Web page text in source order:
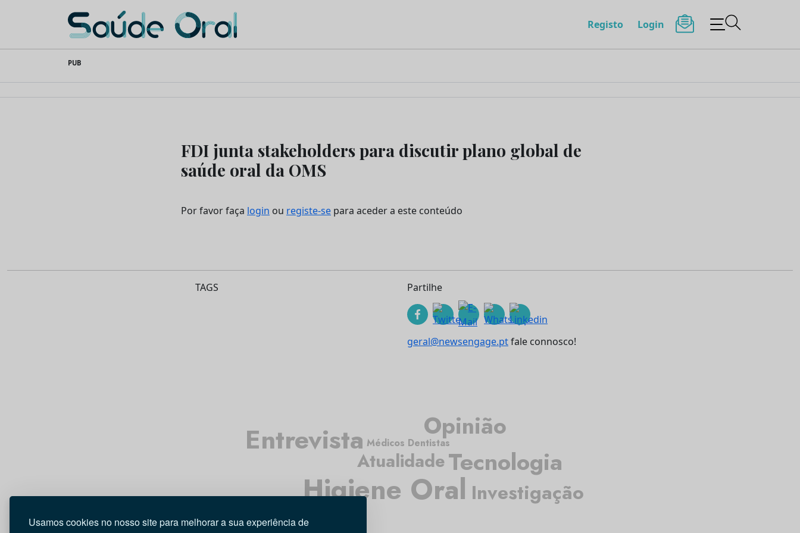
Usamos cookies no nosso site para melhorar a sua experiência de
content
Saúde Oral Registo Login
PUB
FDI junta stakeholders para discutir plano global de
saúde oral da OMS
Por favor faça login ou registe-se para aceder a este conteúdo
TAGS Partilhe
geral@newsengage.ptfale connosco!
Atualidade
Médicos Dentistas
Higiene Oral
Entrevista Opinião
Tecnologia
Investigação